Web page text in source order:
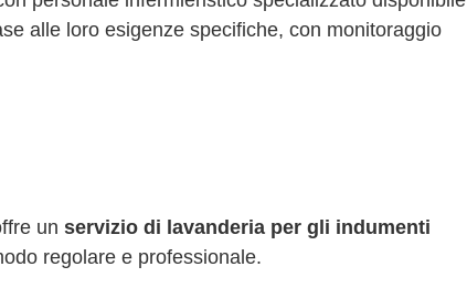
alle loro esigenze specifiche, con monitoraggio
un servizio di lavanderia per gli indumenti
regolare e professionale.